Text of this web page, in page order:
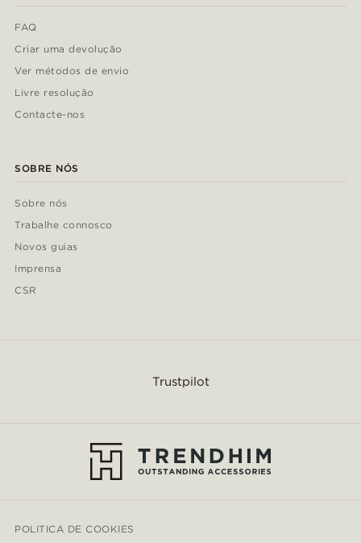
FAQ
Criar uma devolução
Ver métodos de envio
Livre resolução
Contacte-nos
SOBRE NÓS
Sobre nós
Trabalhe connosco
Novos guias
Imprensa
CSR
Trustpilot
POLITICA DE COOKIES